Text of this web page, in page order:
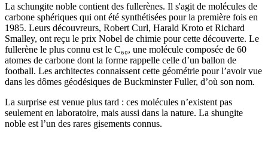
La schungite noble contient des fullerènes. Il s'agit de molécules de
carbone sphériques qui ont été synthétisées pour la première fois en
1985. Leurs découvreurs, Robert Curl, Harald Kroto et Richard
Smalley, ont reçu le prix Nobel de chimie pour cette découverte. Le
fullerène le plus connu est le C₆₀, une molécule composée de 60
atomes de carbone dont la forme rappelle celle d’un ballon de
football. Les architectes connaissent cette géométrie pour l’avoir vue
dans les dômes géodésiques de Buckminster Fuller, d’où son nom.
La surprise est venue plus tard : ces molécules n’existent pas
seulement en laboratoire, mais aussi dans la nature. La shungite
noble est l’un des rares gisements connus.